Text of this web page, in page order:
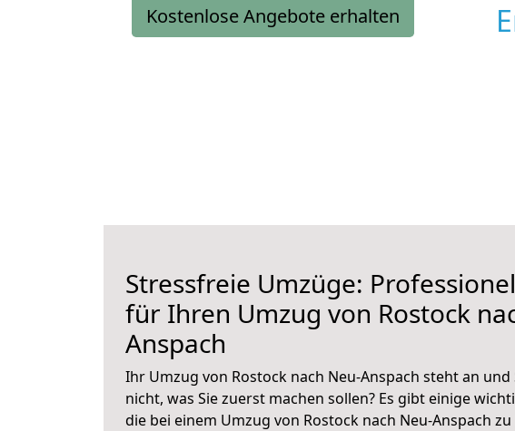
Kostenlose Angebote erhalten
Stressfreie Umzüge:
für Ihren Umzug von Rostock
Anspach
Ihr Umzug von Rostock nach Neu-Anspach steht an und
nicht, was Sie zuerst machen sollen? Es gibt einige
die bei einem Umzug von Rostock nach Neu-Anspach